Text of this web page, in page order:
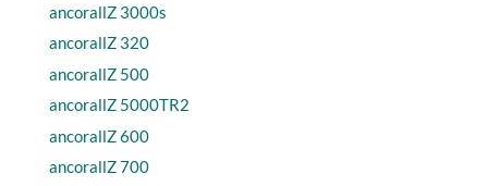
ancorallZ 3000s
ancorallZ 320
ancorallZ 500
ancorallZ 5000TR2
ancorallZ 600
ancorallZ 700